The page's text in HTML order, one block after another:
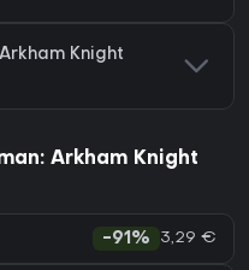
Knight
Arkham Knight
-91% 3,29 €